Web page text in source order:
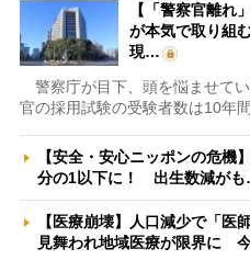
【「警察官離れ
が本気で取り組
現…
警察庁が目下、頭を悩ませて
官の採用試験の受験者数は10年
【安全・安心ニッポンの危機
分の1以下に！ 出生数減が
【医療崩壊】人口減少で「医
見舞われ地域医療が限界に